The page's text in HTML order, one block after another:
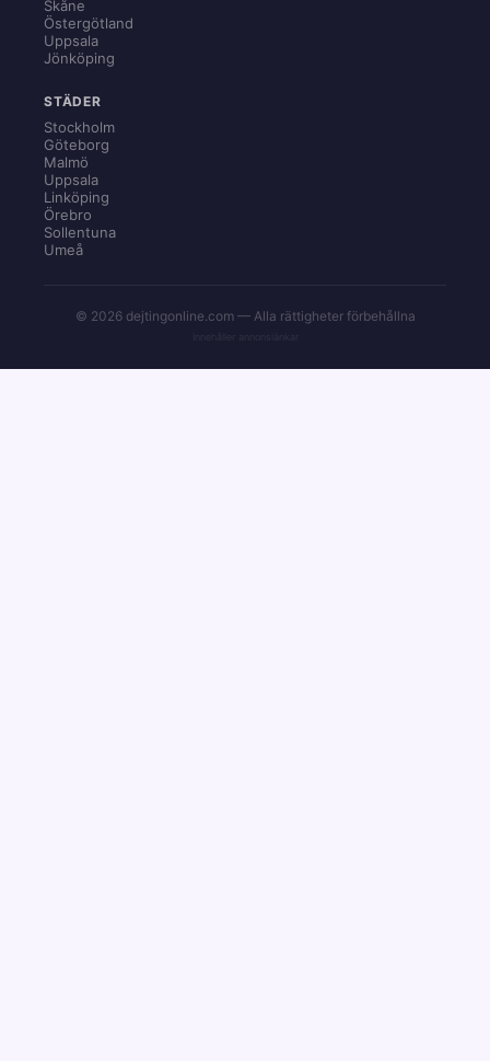
Skåne
Östergötland
Uppsala
Jönköping
STÄDER
Stockholm
Göteborg
Malmö
Uppsala
Linköping
Örebro
Sollentuna
Umeå
© 2026 dejtingonline.com — Alla rättigheter förbehållna